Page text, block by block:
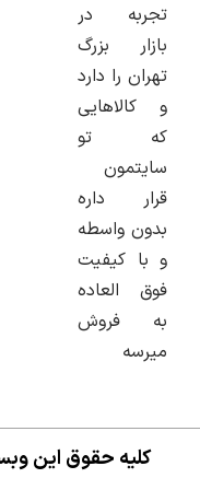
در
بزرگ
را دارد
تو
داره
واسطه
کیفیت
حقوق این وبسایت